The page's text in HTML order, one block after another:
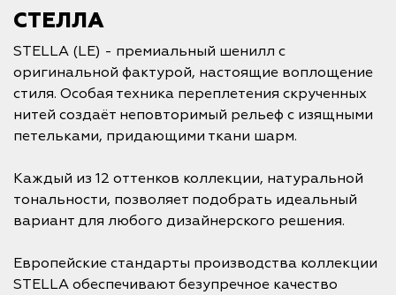
СТЕЛЛА
STELLA (LE) - премиальный шенилл с
оригинальной фактурой, настоящие воплощение
стиля. Особая техника переплетения скрученных
нитей создаёт неповторимый рельеф с изящными
петельками, придающими ткани шарм.
Каждый из 12 оттенков коллекции, натуральной
тональности, позволяет подобрать идеальный
вариант для любого дизайнерского решения.
Европейские стандарты производства коллекции
STELLA обеспечивают безупречное качество